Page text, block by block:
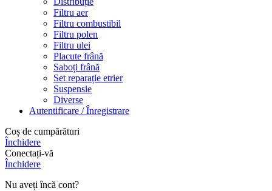
Filtru aer
Filtru combustibil
Filtru polen
Filtru ulei
Placute frână
Saboți frână
Set reparație etrier
Suspensie
Diverse
Autentificare / Înregistrare
Coș de cumpărături
Închidere
Conectați-vă
Închidere
Nu aveți încă cont?